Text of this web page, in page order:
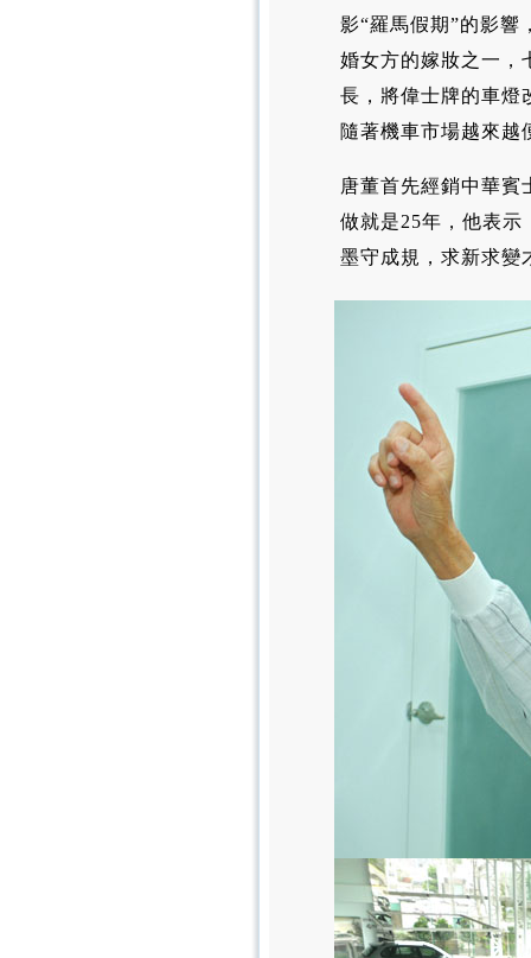
影“羅馬假期”的影響
婚女方的嫁妝之一，
長，將偉士牌的車燈
隨著機車市場越來越
唐董首先經銷中華
做就是25年，他表示
墨守成規，求新求變